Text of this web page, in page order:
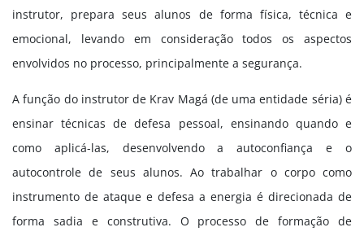
instrutor, prepara seus alunos de forma física, técnica e
emocional, levando em consideração todos os aspectos
envolvidos no processo, principalmente a segurança.
A função do instrutor de Krav Magá (de uma entidade séria) é
ensinar técnicas de defesa pessoal, ensinando quando e
como aplicá-las, desenvolvendo a autoconfiança e o
autocontrole de seus alunos. Ao trabalhar o corpo como
instrumento de ataque e defesa a energia é direcionada de
forma sadia e construtiva. O processo de formação de